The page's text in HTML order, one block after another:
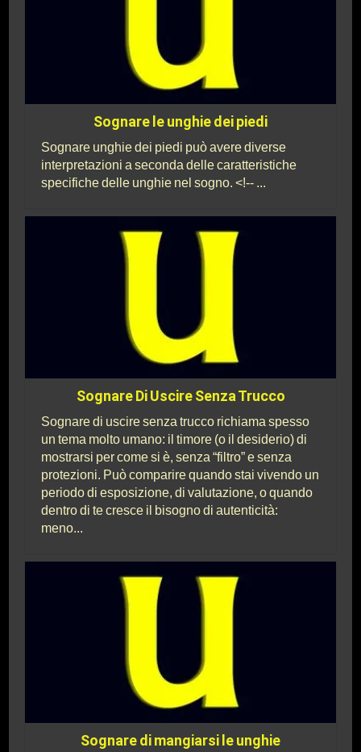
Sognare le unghie dei piedi
Sognare unghie dei piedi può avere diverse
interpretazioni a seconda delle caratteristiche
specifiche delle unghie nel sogno. <!-- ...
Sognare Di Uscire Senza Trucco
Sognare di uscire senza trucco richiama spesso
un tema molto umano: il timore (o il desiderio) di
mostrarsi per come si è, senza “filtro” e senza
protezioni. Può comparire quando stai vivendo un
periodo di esposizione, di valutazione, o quando
dentro di te cresce il bisogno di autenticità:
meno...
Sognare di mangiarsi le unghie